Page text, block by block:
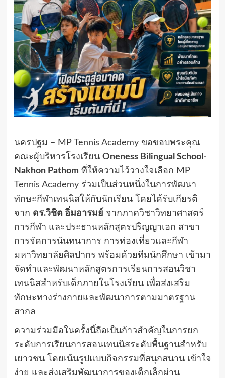
นครปฐม – MP Tennis Academy ขอขอบพระคุณ
คณะผู้บริหารโรงเรียน Oneness Bilingual School-
Nakhon Pathom ที่ให้ความไว้วางใจเลือก MP
Tennis Academy ร่วมเป็นส่วนหนึ่งในการพัฒนา
ทักษะกีฬาเทนนิสให้กับนักเรียน โดยได้รับเกียรติ
จาก ดร.วิชิต อิ่มอารมย์ จากภาควิชาวิทยาศาสตร์
การกีฬา และประธานหลักสูตรปริญญาเอก สาขา
การจัดการนันทนาการ การท่องเที่ยวและกีฬา
มหาวิทยาลัยศิลปากร พร้อมด้วยทีมนักศึกษา เข้ามา
จัดทำและพัฒนาหลักสูตรการเรียนการสอนวิชา
เทนนิสสำหรับเด็กภายในโรงเรียน เพื่อส่งเสริม
ทักษะทางร่างกายและพัฒนาการตามมาตรฐาน
สากล
ความร่วมมือในครั้งนี้ถือเป็นก้าวสำคัญในการยก
ระดับการเรียนการสอนเทนนิสระดับพื้นฐานสำหรับ
เยาวชน โดยเน้นรูปแบบกิจกรรมที่สนุกสนาน เข้าใจ
ง่าย และส่งเสริมพัฒนาการของเด็กเล็กผ่าน